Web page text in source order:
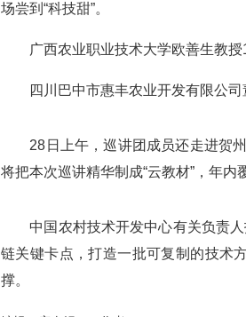
场尝到“科技甜”。
广西农业职业技术大学欧善生教授
四川巴中市惠丰农业开发有限公司董
28日上午，巡讲团成员还走进贺州
将把本次巡讲精华制成“云教材”，年
中国农村技术开发中心有关负责人
链关键卡点，打造一批可复制的技术
撑。